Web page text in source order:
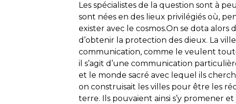
Les spécialistes de la question sont à
sont nées en des lieux privilégiés où,
exister avec le cosmos.On se dota alors
d’obtenir la protection des dieux. La
communication, comme le veulent
il s’agit d’une communication
et le monde sacré avec lequel ils
on construisait les villes pour être les
terre. Ils pouvaient ainsi s’y promener